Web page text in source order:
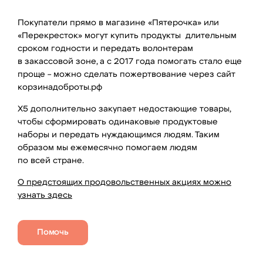
Покупатели прямо в магазине «Пятерочка» или
«Перекресток» могут купить продукты длительным
сроком годности и передать волонтерам
в закассовой зоне, а с 2017 года помогать стало еще
проще – можно сделать пожертвование через сайт
корзинадоброты.рф
X5 дополнительно закупает недостающие товары,
чтобы сформировать одинаковые продуктовые
наборы и передать нуждающимся людям. Таким
образом мы ежемесячно помогаем людям
по всей стране.
О предстоящих продовольственных акциях можно
узнать здесь
Помочь